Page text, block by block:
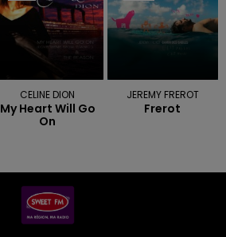
CELINE DION
My Heart Will Go
On
JEREMY FREROT
Frerot